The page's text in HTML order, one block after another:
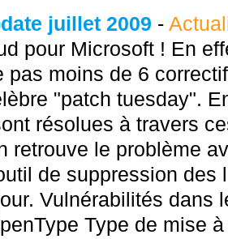
juillet 2009 -
pour Microsoft ! En
pas moins de 6
"patch tuesday".
résolues à travers
retrouve le problème
de suppression
Vulnérabilités dans
Type de mise